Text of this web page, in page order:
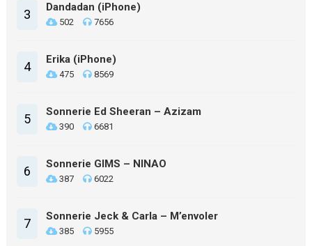
3 Dandadan (iPhone)
502 7656
4 Erika (iPhone)
475 8569
5 Sonnerie Ed Sheeran – Azizam
390 6681
6 Sonnerie GIMS – NINAO
387 6022
7 Sonnerie Jeck & Carla – M’envoler
385 5955